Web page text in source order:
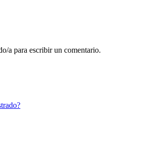
a para escribir un comentario.